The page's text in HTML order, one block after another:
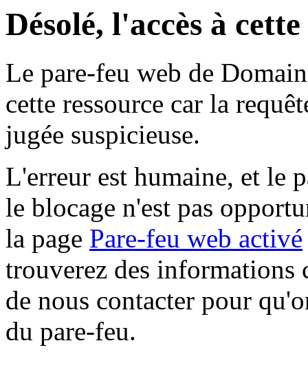
Désolé, l'accès à
Le pare-feu web de
cette ressource car la
jugée suspicieuse.
L'erreur est humaine, et le
le blocage n'est pas
la page Pare-feu web activé
trouverez des informations
de nous contacter pour
du pare-feu.